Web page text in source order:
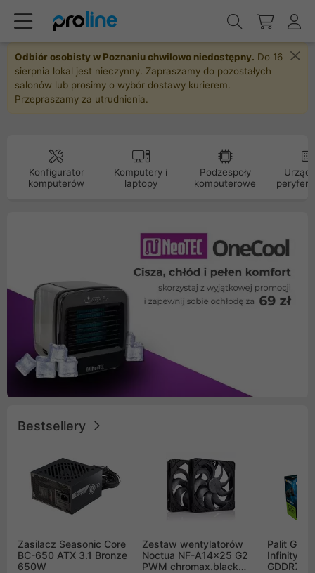
Odbiór osobisty w Poznaniu chwilowo niedostępny. Do 16
sierpnia lokal jest nieczynny. Zapraszamy do pozostałych
salonów lub prosimy o wybór dostawy kurierem.
Przepraszamy za utrudnienia.
Konfigurator
komputerów
Komputery i
laptopy
Podzespoły
komputerowe
Bestsellery
Zasilacz Seasonic Core
BC-650 ATX 3.1 Bronze
650W
Zestaw wentylatorów
Noctua NF-A14x25 G2
PWM chromax.black
Palit
Infinity 3
GDDR7